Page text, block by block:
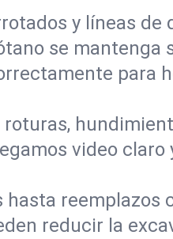
y líneas de
se mantenga
para
video claro
reemplazos
reducir la